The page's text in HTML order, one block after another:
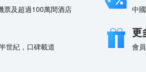
票及超過100萬間酒店 中
世紀，口碑載道
更
會